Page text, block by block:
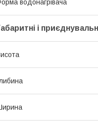
водонагрівача
і